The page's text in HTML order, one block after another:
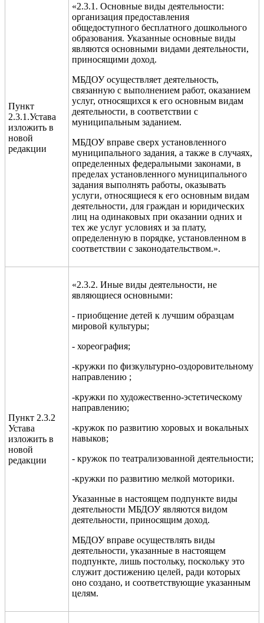
Пункт
2.3.1.Устава
изложить в
новой
редакции
«2.3.1. Основные виды деятельности:
организация предоставления
общедоступного бесплатного дошкольного
образования. Указанные основные виды
являются основными видами деятельности,
приносящими доход.
МБДОУ осуществляет деятельность,
связанную с выполнением работ, оказанием
услуг, относящихся к его основным видам
деятельности, в соответствии с
муниципальным заданием.
МБДОУ вправе сверх установленного
муниципального задания, а также в случаях,
определенных федеральными законами, в
пределах установленного муниципального
задания выполнять работы, оказывать
услуги, относящиеся к его основным видам
деятельности, для граждан и юридических
лиц на одинаковых при оказании одних и
тех же услуг условиях и за плату,
определенную в порядке, установленном в
соответствии с законодательством.».
Пункт 2.3.2
Устава
изложить в
новой
редакции
«2.3.2. Иные виды деятельности, не
являющиеся основными:
- приобщение детей к лучшим образцам
мировой культуры;
- хореография;
-кружки по физкультурно-оздоровительному
направлению ;
-кружки по художественно-эстетическому
направлению;
-кружок по развитию хоровых и вокальных
навыков;
- кружок по театрализованной деятельности;
-кружки по развитию мелкой моторики.
Указанные в настоящем подпункте виды
деятельности МБДОУ являются видом
деятельности, приносящим доход.
МБДОУ вправе осуществлять виды
деятельности, указанные в настоящем
подпункте, лишь постольку, поскольку это
служит достижению целей, ради которых
оно создано, и соответствующие указанным
целям.